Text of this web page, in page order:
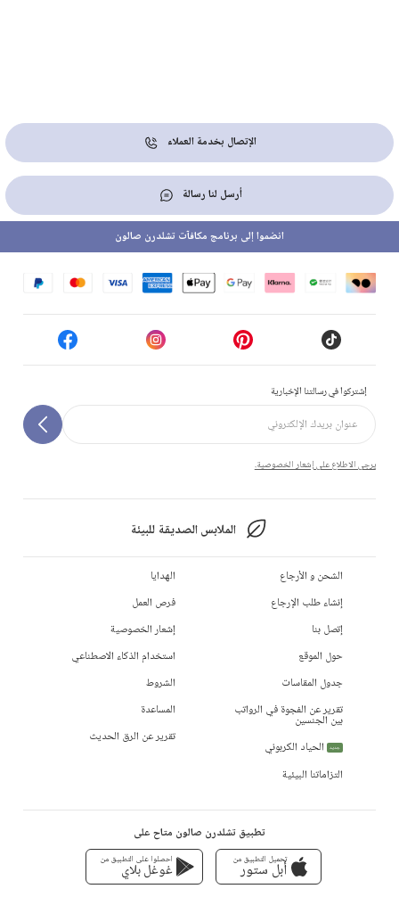
الإتصال بخدمة العملاء
أرسل لنا رسالة
إشتركوا في رسالتنا الإخبارية
يرجى الاطلاع على إشعار الخصوصية.
الملابس الصديقة للبيئة
انضموا إلى برنامج مكافآت تشلدرن صالون
الشحن و الأرجاع
إنشاء طلب الإرجاع
إتصل بنا
حول الموقع
جدول المقاسات
تقرير عن الفجوة في الرواتب
بين الجنسين
جديد
الحياد الكربوني
التزاماتنا البيئية
الهدايا
فرص العمل
إشعار الخصوصية
استخدام الذكاء الاصطناعي
الشروط
المساعدة
تقرير عن الرق الحديث
تطبيق تشلدرن صالون متاح على
تحميل التطبيق من
أبل ستور
احصلوا على التطبيق من
غوغل بلاي